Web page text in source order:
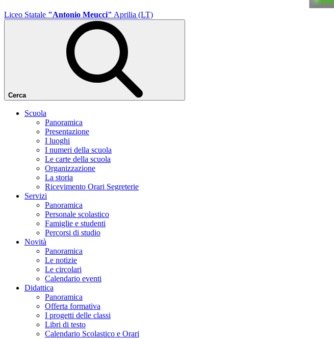
Liceo Statale "Antonio Meucci" Aprilia (LT)
Cerca
Scuola
Panoramica
Presentazione
I luoghi
I numeri della scuola
Le carte della scuola
Organizzazione
La storia
Ricevimento Orari Segreterie
Servizi
Panoramica
Personale scolastico
Famiglie e studenti
Percorsi di studio
Novità
Panoramica
Le notizie
Le circolari
Calendario eventi
Didattica
Panoramica
Offerta formativa
I progetti delle classi
Libri di testo
Calendario Scolastico e Orari